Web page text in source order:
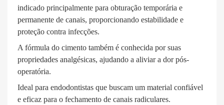
indicado principalmente para obturação temporária e
permanente de canais, proporcionando estabilidade e
proteção contra infecções.
A fórmula do cimento também é conhecida por suas
propriedades analgésicas, ajudando a aliviar a dor pós-
operatória.
Ideal para endodontistas que buscam um material confiável
e eficaz para o fechamento de canais radiculares.